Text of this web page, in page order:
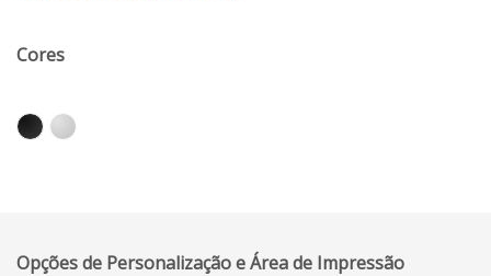
Cores
Opções de Personalização e Área de Impressão